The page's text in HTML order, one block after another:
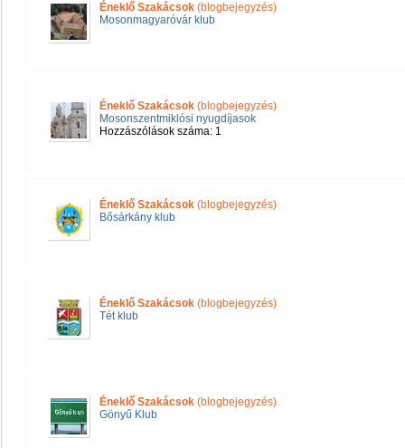
Éneklő Szakácsok (blogbejegyzés)
Mosonmagyaróvár klub
Éneklő Szakácsok (blogbejegyzés)
Mosonszentmiklósi nyugdíjasok
Hozzászólások száma: 1
Éneklő Szakácsok (blogbejegyzés)
Bősárkány klub
Éneklő Szakácsok (blogbejegyzés)
Tét klub
Éneklő Szakácsok (blogbejegyzés)
Gönyű Klub